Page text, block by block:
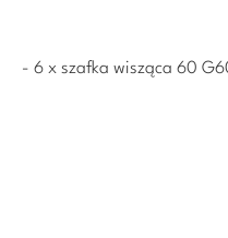
- 6 x szafka wisząca 60